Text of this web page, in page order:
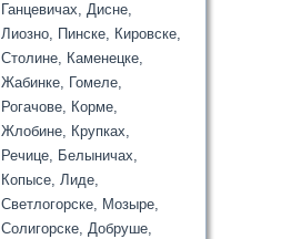
Ганцевичах, Дисне,
Лиозно, Пинске, Кировске,
Столине, Каменецке,
Жабинке, Гомеле,
Рогачове, Корме,
Жлобине, Крупках,
Речице, Белыничах,
Копысе, Лиде,
Светлогорске, Мозыре,
Солигорске, Добруше,